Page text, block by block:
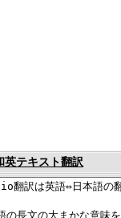
英テキスト翻訳